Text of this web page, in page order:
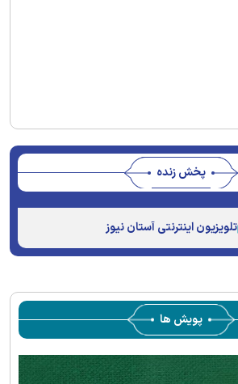
پخش زنده
تلویزیون اینترنتی آستان نیوز
پویش ها